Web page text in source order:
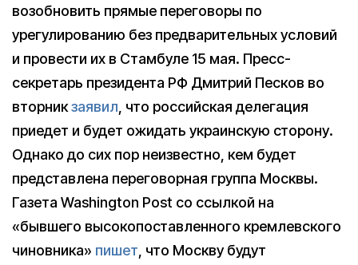
возобновить прямые переговоры по
урегулированию без предварительных условий
и провести их в Стамбуле 15 мая. Пресс-
секретарь президента РФ Дмитрий Песков во
вторникзаявил, что российская делегация
приедет и будет ожидать украинскую сторону.
Однако до сих пор неизвестно, кем будет
представлена переговорная группа Москвы.
Газета Washington Post со ссылкой на
«бывшего высокопоставленного кремлевского
чиновника» пишет, что Москву будут